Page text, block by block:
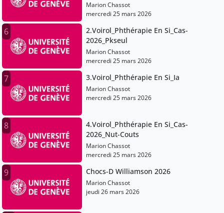
Marion Chassot
mercredi 25 mars 2026
6
2.Voirol_Phthérapie En Si_Cas-
2026_Pkseul
Marion Chassot
mercredi 25 mars 2026
7 3.Voirol_Phthérapie En Si_Ia
Marion Chassot
mercredi 25 mars 2026
8
4.Voirol_Phthérapie En Si_Cas-
2026_Nut-Couts
Marion Chassot
mercredi 25 mars 2026
9 Chocs-D Williamson 2026
Marion Chassot
jeudi 26 mars 2026